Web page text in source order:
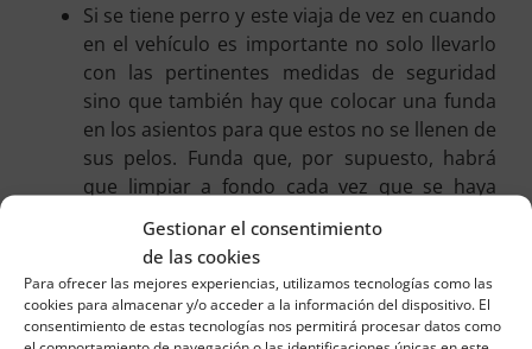
Gestionar el consentimiento
de las cookies
Para ofrecer las mejores experiencias, utilizamos tecnologías como las
cookies para almacenar y/o acceder a la información del dispositivo. El
consentimiento de estas tecnologías nos permitirá procesar datos como
Si se tiene perro y este viaja de vez en cuando
en el vehículo es importante no solo llevarlo
con las pertinentes medidas de seguridad
sino que también hay que colocar una funda
en los asientos para que estos no se llenen de
sus pelos. Funda que, por supuesto, habrá
que limpiar a fondo cada vez que se haya
Otra recomendación es llevar en la guantera
toallitas húmedas, gracias a las cuales se
podrá limpiar fácil y rápidamente cualquier